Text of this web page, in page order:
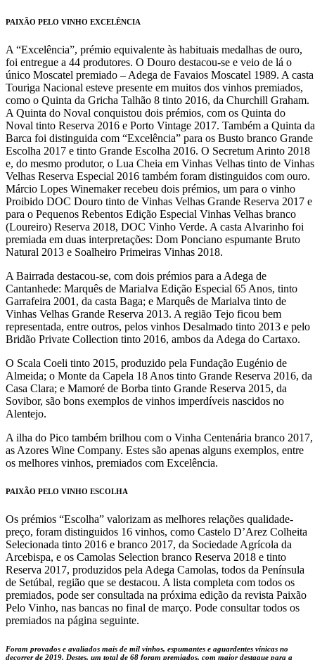
PAIXÃO PELO VINHO EXCELÊNCIA
A “Excelência”, prémio equivalente às habituais medalhas de ouro,
foi entregue a 44 produtores. O Douro destacou-se e veio de lá o
único Moscatel premiado – Adega de Favaios Moscatel 1989. A casta
Touriga Nacional esteve presente em muitos dos vinhos premiados,
como o Quinta da Gricha Talhão 8 tinto 2016, da Churchill Graham.
A Quinta do Noval conquistou dois prémios, com os Quinta do
Noval tinto Reserva 2016 e Porto Vintage 2017. Também a Quinta da
Barca foi distinguida com “Excelência” para os Busto branco Grande
Escolha 2017 e tinto Grande Escolha 2016. O Secretum Arinto 2018
e, do mesmo produtor, o Lua Cheia em Vinhas Velhas tinto de Vinhas
Velhas Reserva Especial 2016 também foram distinguidos com ouro.
Márcio Lopes Winemaker recebeu dois prémios, um para o vinho
Proibido DOC Douro tinto de Vinhas Velhas Grande Reserva 2017 e
para o Pequenos Rebentos Edição Especial Vinhas Velhas branco
(Loureiro) Reserva 2018, DOC Vinho Verde. A casta Alvarinho foi
premiada em duas interpretações: Dom Ponciano espumante Bruto
Natural 2013 e Soalheiro Primeiras Vinhas 2018.
A Bairrada destacou-se, com dois prémios para a Adega de
Cantanhede: Marquês de Marialva Edição Especial 65 Anos, tinto
Garrafeira 2001, da casta Baga; e Marquês de Marialva tinto de
Vinhas Velhas Grande Reserva 2013. A região Tejo ficou bem
representada, entre outros, pelos vinhos Desalmado tinto 2013 e pelo
Bridão Private Collection tinto 2016, ambos da Adega do Cartaxo.
O Scala Coeli tinto 2015, produzido pela Fundação Eugénio de
Almeida; o Monte da Capela 18 Anos tinto Grande Reserva 2016, da
Casa Clara; e Mamoré de Borba tinto Grande Reserva 2015, da
Sovibor, são bons exemplos de vinhos imperdíveis nascidos no
Alentejo.
A ilha do Pico também brilhou com o Vinha Centenária branco 2017,
as Azores Wine Company. Estes são apenas alguns exemplos, entre
os melhores vinhos, premiados com Excelência.
PAIXÃO PELO VINHO ESCOLHA
Os prémios “Escolha” valorizam as melhores relações qualidade-
preço, foram distinguidos 16 vinhos, como Castelo D’Arez Colheita
Selecionada tinto 2016 e branco 2017, da Sociedade Agrícola da
Arcebispa, e os Camolas Selection branco Reserva 2018 e tinto
Reserva 2017, produzidos pela Adega Camolas, todos da Península
de Setúbal, região que se destacou. A lista completa com todos os
premiados, pode ser consultada na próxima edição da revista Paixão
Pelo Vinho, nas bancas no final de março. Pode consultar todos os
premiados na página seguinte.
Foram provados e avaliados mais de mil vinhos, espumantes e aguardentes vínicas no
decorrer de 2019. Destes, um total de 68 foram premiados, com maior destaque para a